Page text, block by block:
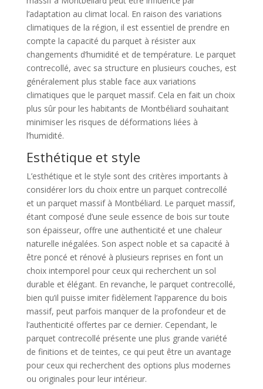
l’adaptation au climat local. En raison des variations
climatiques de la région, il est essentiel de prendre en
compte la capacité du parquet à résister aux
changements d’humidité et de température. Le parquet
contrecollé, avec sa structure en plusieurs couches, est
généralement plus stable face aux variations
climatiques que le parquet massif. Cela en fait un choix
plus sûr pour les habitants de Montbéliard souhaitant
minimiser les risques de déformations liées à
l’humidité.
Esthétique et style
L’esthétique et le style sont des critères importants à
considérer lors du choix entre un parquet contrecollé
et un parquet massif à Montbéliard. Le parquet massif,
étant composé d’une seule essence de bois sur toute
son épaisseur, offre une authenticité et une chaleur
naturelle inégalées. Son aspect noble et sa capacité à
être poncé et rénové à plusieurs reprises en font un
choix intemporel pour ceux qui recherchent un sol
durable et élégant. En revanche, le parquet contrecollé,
bien qu’il puisse imiter fidèlement l’apparence du bois
massif, peut parfois manquer de la profondeur et de
l’authenticité offertes par ce dernier. Cependant, le
parquet contrecollé présente une plus grande variété
de finitions et de teintes, ce qui peut être un avantage
pour ceux qui recherchent des options plus modernes
ou originales pour leur intérieur.